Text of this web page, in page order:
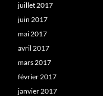
juillet 2017
juin 2017
mai 2017
avril 2017
mars 2017
février 2017
janvier 2017